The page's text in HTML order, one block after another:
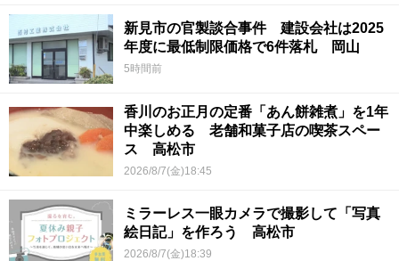
新見市の官製談合事件 建設会社は2025
年度に最低制限価格で6件落札 岡山
5時間前
香川のお正月の定番「あん餅雑煮」を1年
中楽しめる 老舗和菓子店の喫茶スペー
ス 高松市
2026/8/7(金)18:45
ミラーレス一眼カメラで撮影して「写真
絵日記」を作ろう 高松市
2026/8/7(金)18:39